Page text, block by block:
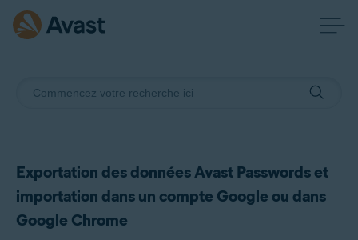
Exportation des données Avast Passwords et
importation dans un compte Google ou dans
Google Chrome